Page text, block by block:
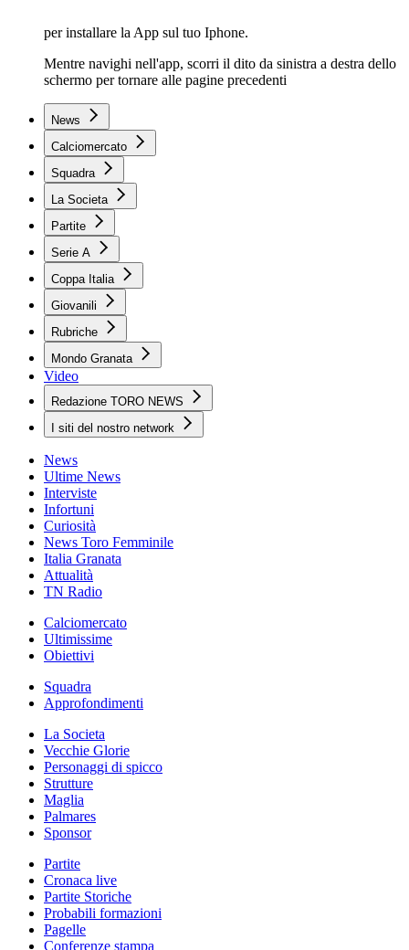
per installare la App sul tuo Iphone.
Mentre navighi nell'app, scorri il dito da sinistra a destra dello
schermo per tornare alle pagine precedenti
News
Calciomercato
Squadra
La Societa
Partite
Serie A
Coppa Italia
Giovanili
Rubriche
Mondo Granata
Video
Redazione TORO NEWS
I siti del nostro network
News
Ultime News
Interviste
Infortuni
Curiosità
News Toro Femminile
Italia Granata
Attualità
TN Radio
Calciomercato
Ultimissime
Obiettivi
Squadra
Approfondimenti
La Societa
Vecchie Glorie
Personaggi di spicco
Strutture
Maglia
Palmares
Sponsor
Partite
Cronaca live
Partite Storiche
Probabili formazioni
Pagelle
Conferenze stampa